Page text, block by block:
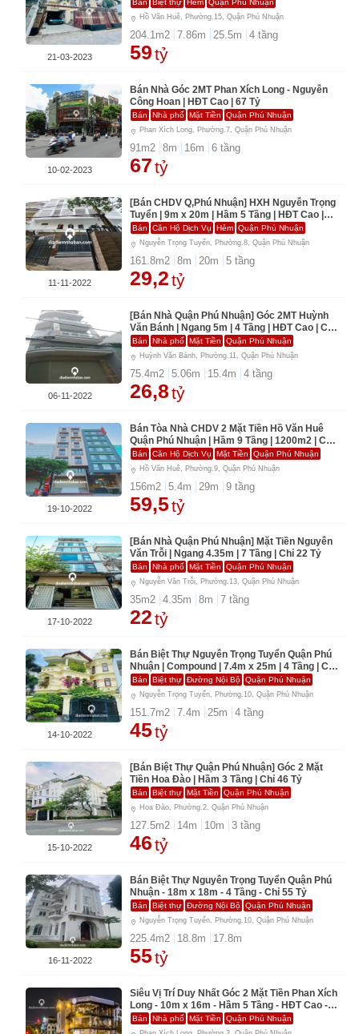
Bán Biệt thự Hẻm Quận Phú Nhuận
Hồ Văn Huê, Phường.15, Quận Phú Nhuận
204.1m2 7.86m 25.5m 4 tầng
59tỷ
21-03-2023
Bán Nhà Góc 2MT Phan Xích Long - Nguyễn
Công Hoan | HĐT Cao | 67 Tỷ
Bán Nhà phố Mặt Tiền Quận Phú Nhuận
Phan Xích Long, Phường.7, Quận Phú Nhuận
91m2 8m 16m 6 tầng
67tỷ
10-02-2023
[Bán CHDV Q,Phú Nhuận] HXH Nguyễn Trọng
Tuyển | 9m x 20m | Hầm 5 Tầng | HĐT Cao |
Chỉ 29 Tỷ
Bán Căn Hộ Dịch Vụ Hẻm Quận Phú Nhuận
Nguyễn Trọng Tuyển, Phường.8, Quận Phú Nhuận
161.8m2 8m 20m 5 tầng
29,2tỷ
11-11-2022
[Bán Nhà Quận Phú Nhuận] Góc 2MT Huỳnh
Văn Bánh | Ngang 5m | 4 Tầng | HĐT Cao | Chỉ
26,8 Tỷ
Bán Nhà phố Mặt Tiền Quận Phú Nhuận
Huỳnh Văn Bánh, Phường.11, Quận Phú Nhuận
75.4m2 5.06m 15.4m 4 tầng
26,8tỷ
06-11-2022
Bán Tòa Nhà CHDV 2 Mặt Tiền Hồ Văn Huê
Quận Phú Nhuận | Hầm 9 Tầng | 1200m2 | Chỉ
59,5 Tỷ
Bán Căn Hộ Dịch Vụ Mặt Tiền Quận Phú Nhuận
Hồ Văn Huê, Phường.9, Quận Phú Nhuận
156m2 5.4m 29m 9 tầng
59,5tỷ
19-10-2022
[Bán Nhà Quận Phú Nhuận] Mặt Tiền Nguyễn
Văn Trỗi | Ngang 4.35m | 7 Tầng | Chỉ 22 Tỷ
Bán Nhà phố Mặt Tiền Quận Phú Nhuận
Nguyễn Văn Trỗi, Phường.13, Quận Phú Nhuận
35m2 4.35m 8m 7 tầng
22tỷ
17-10-2022
Bán Biệt Thự Nguyễn Trọng Tuyển Quận Phú
Nhuận | Compound | 7.4m x 25m | 4 Tầng | Chỉ
45 Tỷ
Bán Biệt thự Đường Nội Bộ Quận Phú Nhuận
Nguyễn Trọng Tuyển, Phường.10, Quận Phú Nhuận
151.7m2 7.4m 25m 4 tầng
45tỷ
14-10-2022
[Bán Biệt Thự Quận Phú Nhuận] Góc 2 Mặt
Tiền Hoa Đào | Hầm 3 Tầng | Chỉ 46 Tỷ
Bán Biệt thự Mặt Tiền Quận Phú Nhuận
Hoa Đào, Phường.2, Quận Phú Nhuận
127.5m2 14m 10m 3 tầng
46tỷ
15-10-2022
Bán Biệt Thự Nguyễn Trọng Tuyển Quận Phú
Nhuận - 18m x 18m - 4 Tầng - Chỉ 55 Tỷ
Bán Biệt thự Đường Nội Bộ Quận Phú Nhuận
Nguyễn Trọng Tuyển, Phường.10, Quận Phú Nhuận
225.4m2 18.8m 17.8m
55tỷ
16-11-2022
Siêu Vị Trí Duy Nhất Góc 2 Mặt Tiền Phan Xích
Long - 10m x 16m - Hầm 5 Tầng - HĐT Cao -
Chỉ 75 Tỷ
Bán Nhà phố Mặt Tiền Quận Phú Nhuận